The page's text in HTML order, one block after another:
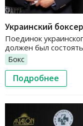
Украинский
Поединок
должен был
Бокс
Подробнее